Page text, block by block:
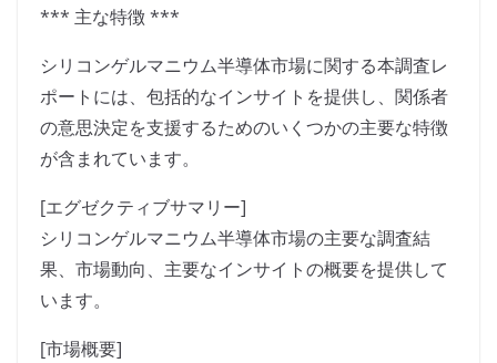
*** 主な特徴 ***
シリコンゲルマニウム半導体市場に関する本調査レ
ポートには、包括的なインサイトを提供し、関係者
の意思決定を支援するためのいくつかの主要な特徴
が含まれています。
[エグゼクティブサマリー]
シリコンゲルマニウム半導体市場の主要な調査結
果、市場動向、主要なインサイトの概要を提供して
います。
[市場概要]